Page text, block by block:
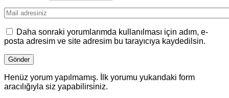
Daha sonraki yorumlarımda kullanılması için adım, e-
posta adresim ve site adresim bu tarayıcıya kaydedilsin.
Henüz yorum yapılmamış. İlk yorumu yukarıdaki form
aracılığıyla siz yapabilirsiniz.